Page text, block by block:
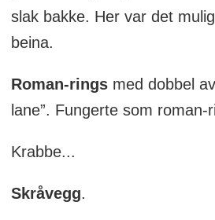
slak bakke. Her var det
beina.
Roman-ringsmed dobbel
lane”. Fungerte som
Krabbe...
Skråvegg.